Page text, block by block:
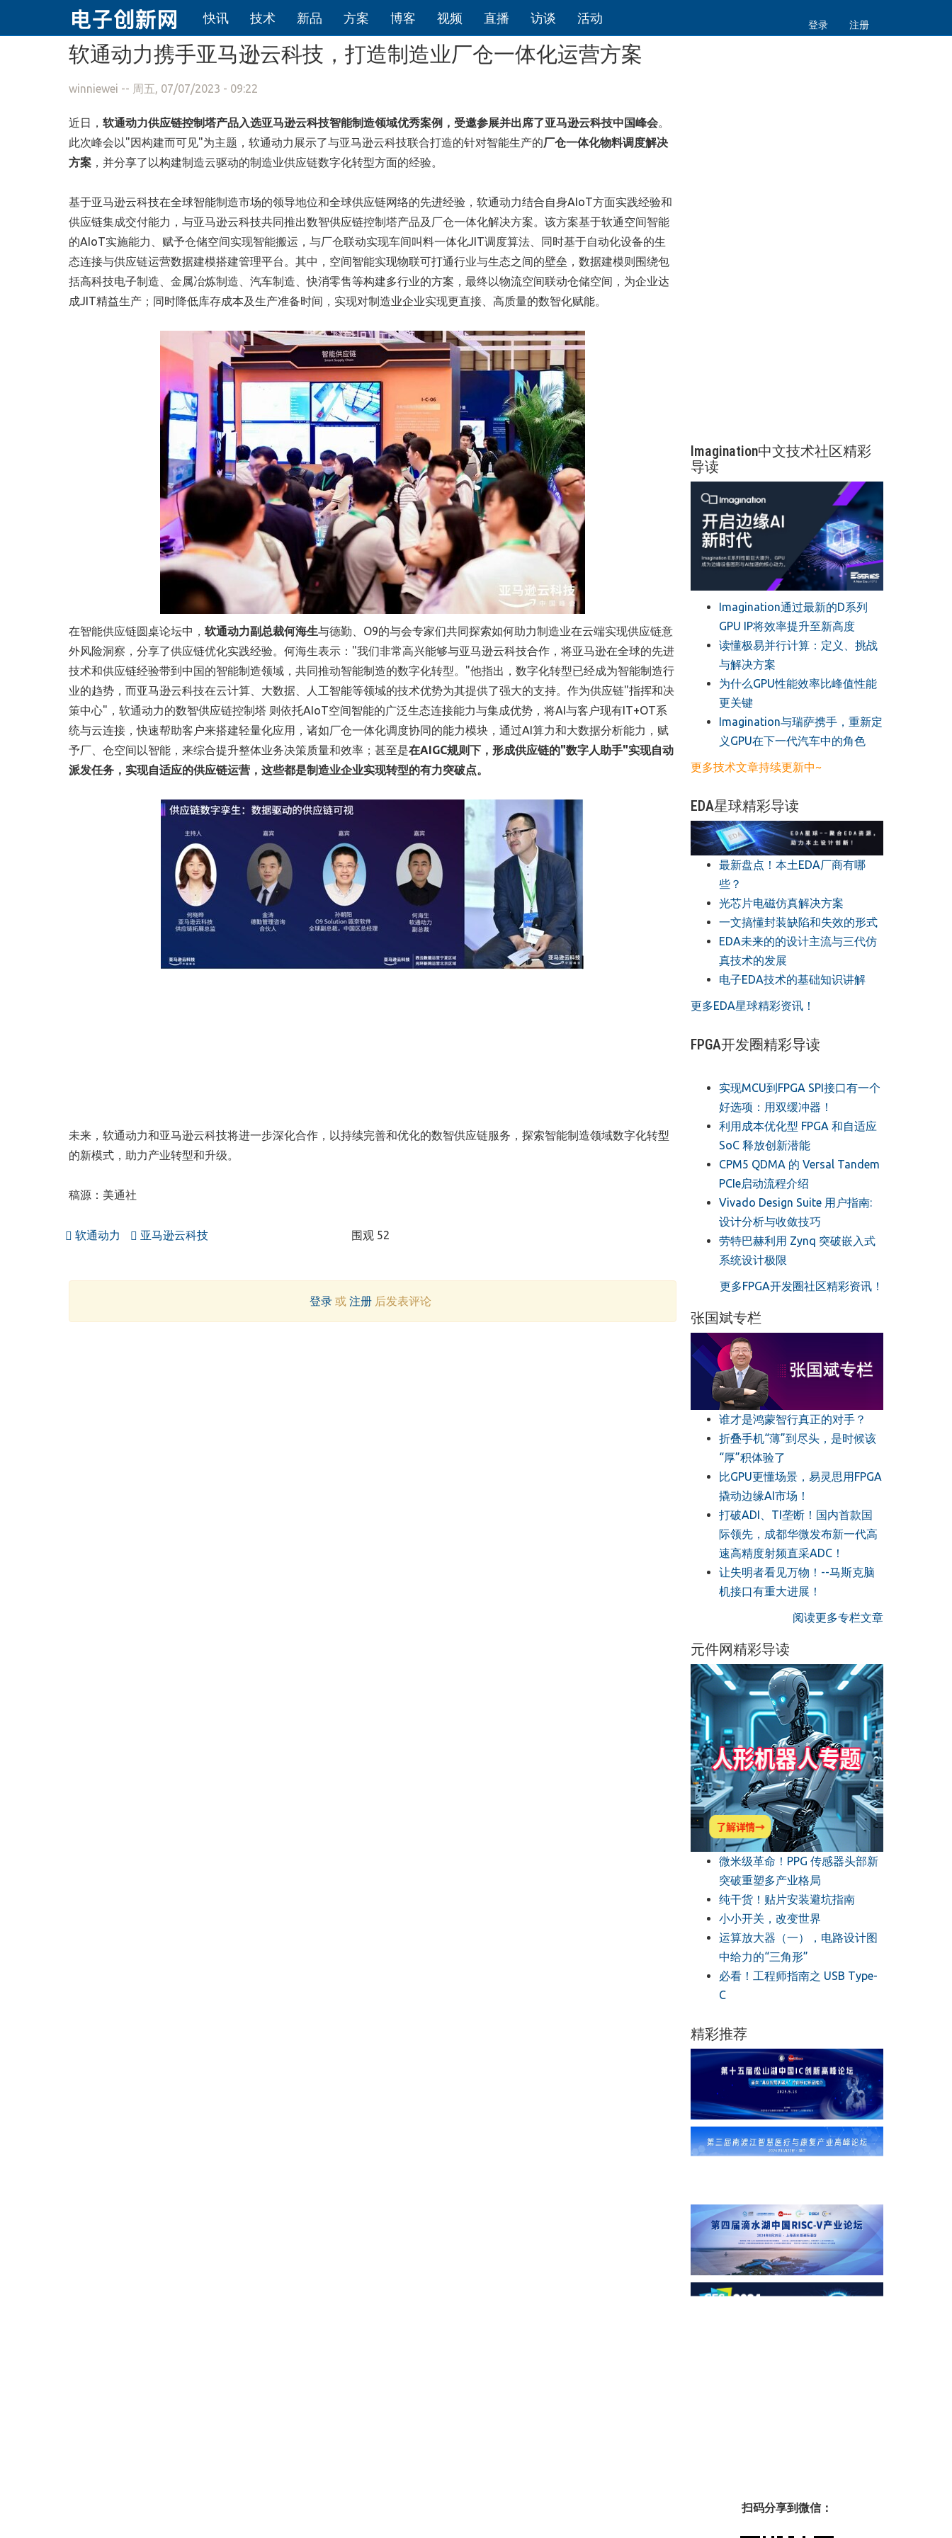
跳转到主要内容
快讯 技术 新品 方案 博客 视频 直播 访谈 活动 登录 注册
软通动力携手亚马逊云科技，打造制造业厂仓一体化运营方案
winniewei -- 周五, 07/07/2023 - 09:22
近日， 软通动力供应链控制塔产品入选亚马逊云科技智能制造领域优秀案例，受邀参展并出席了亚马逊云科技中国峰会。
此次峰会以"因构建而可见"为主题，软通动力展示了与亚马逊云科技联合打造的针对智能生产的厂仓一体化物料调度解决
方案 ，并分享了以构建制造云驱动的制造业供应链数字化转型方面的经验。
基于亚马逊云科技在全球智能制造市场的领导地位和全球供应链网络的先进经验，软通动力结合自身AIoT方面实践经验和
供应链集成交付能力，与亚马逊云科技共同推出数智供应链控制塔产品及厂仓一体化解决方案。该方案基于软通空间智能
的AIoT实施能力、赋予仓储空间实现智能搬运，与厂仓联动实现车间叫料一体化JIT调度算法、同时基于自动化设备的生
态连接与供应链运营数据建模搭建管理平台。其中，空间智能实现物联可打通行业与生态之间的壁垒，数据建模则围绕包
括高科技电子制造、金属冶炼制造、汽车制造、快消零售等构建多行业的方案，最终以物流空间联动仓储空间，为企业达
成JIT精益生产；同时降低库存成本及生产准备时间，实现对制造业企业实现更直接、高质量的数智化赋能。
在智能供应链圆桌论坛中， 软通动力副总裁何海生与德勤、O9的与会专家们共同探索如何助力制造业在云端实现供应链意
外风险洞察，分享了供应链优化实践经验。何海生表示："我们非常高兴能够与亚马逊云科技合作，将亚马逊在全球的先进
技术和供应链经验带到中国的智能制造领域，共同推动智能制造的数字化转型。"他指出，数字化转型已经成为智能制造行
业的趋势，而亚马逊云科技在云计算、大数据、人工智能等领域的技术优势为其提供了强大的支持。作为供应链"指挥和决
策中心"，软通动力的数智供应链控制塔 则依托AIoT空间智能的广泛生态连接能力与集成优势，将AI与客户现有IT+OT系
统与云连接，快速帮助客户来搭建轻量化应用，诸如厂仓一体化调度协同的能力模块，通过AI算力和大数据分析能力，赋
予厂、仓空间以智能，来综合提升整体业务决策质量和效率；甚至是在AIGC规则下，形成供应链的"数字人助手"实现自动
派发任务，实现自适应的供应链运营，这些都是制造业企业实现转型的有力突破点。
未来，软通动力和亚马逊云科技将进一步深化合作，以持续完善和优化的数智供应链服务，探索智能制造领域数字化转型
的新模式，助力产业转型和升级。
稿源：美通社
软通动力 亚马逊云科技 围观 52
登录 或注册 后发表评论
Imagination中文技术社区精彩
导读
Imagination通过最新的D系列
GPU IP将效率提升至新高度
读懂极易并行计算：定义、挑战
与解决方案
​为什么GPU性能效率比峰值性能
更关键
​Imagination与瑞萨携手，重新定
义GPU在下一代汽车中的角色
更多技术文章持续更新中~
EDA星球精彩导读
最新盘点！本土EDA厂商有哪
些？
光芯片电磁仿真解决方案
一文搞懂封装缺陷和失效的形式
EDA未来的的设计主流与三代仿
真技术的发展
电子EDA技术的基础知识讲解
更多EDA星球精彩资讯！
FPGA开发圈精彩导读
实现MCU到FPGA SPI接口有一个
好选项：用双缓冲器！
利用成本优化型 FPGA 和自适应
SoC 释放创新潜能
CPM5 QDMA 的 Versal Tandem
PCIe启动流程介绍
Vivado Design Suite 用户指南:
设计分析与收敛技巧
劳特巴赫利用 Zynq 突破嵌入式
系统设计极限
更多FPGA开发圈社区精彩资讯！
张国斌专栏
谁才是鸿蒙智行真正的对手？
折叠手机“薄”到尽头，是时候该
“厚”积体验了
比GPU更懂场景，易灵思用FPGA
撬动边缘AI市场！
打破ADI、TI垄断！国内首款国
际领先，成都华微发布新一代高
速高精度射频直采ADC！
让失明者看见万物！--马斯克脑
机接口有重大进展！
阅读更多专栏文章
元件网精彩导读
微米级革命！PPG 传感器头部新
突破重塑多产业格局
纯干货！贴片安装避坑指南
小小开关，改变世界
运算放大器（一），电路设计图
中给力的“三角形”
必看！工程师指南之 USB Type-
C
精彩推荐
扫码分享到微信：